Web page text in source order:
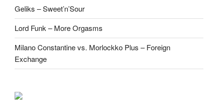
Geliks – Sweet’n’Sour
Lord Funk – More Orgasms
Milano Constantine vs. Morlockko Plus – Foreign
Exchange